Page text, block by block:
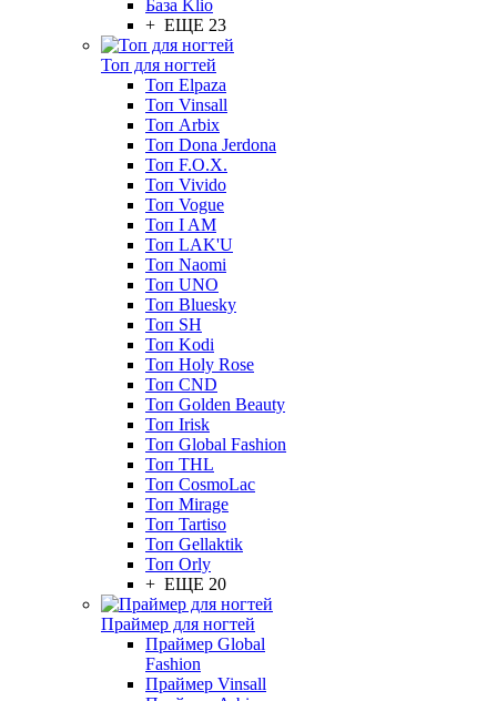
База Klio
+ ЕЩЕ 23
Топ для ногтей
Топ Elpaza
Топ Vinsall
Топ Arbix
Топ Dona Jerdona
Топ F.O.X.
Топ Vivido
Топ Vogue
Топ I AM
Топ LAK'U
Топ Naomi
Топ UNO
Топ Bluesky
Топ SH
Топ Kodi
Топ Holy Rose
Топ CND
Топ Golden Beauty
Топ Irisk
Топ Global Fashion
Топ THL
Топ CosmoLac
Топ Mirage
Топ Tartiso
Топ Gellaktik
Топ Orly
+ ЕЩЕ 20
Праймер для ногтей
Праймер Global
Fashion
Праймер Vinsall